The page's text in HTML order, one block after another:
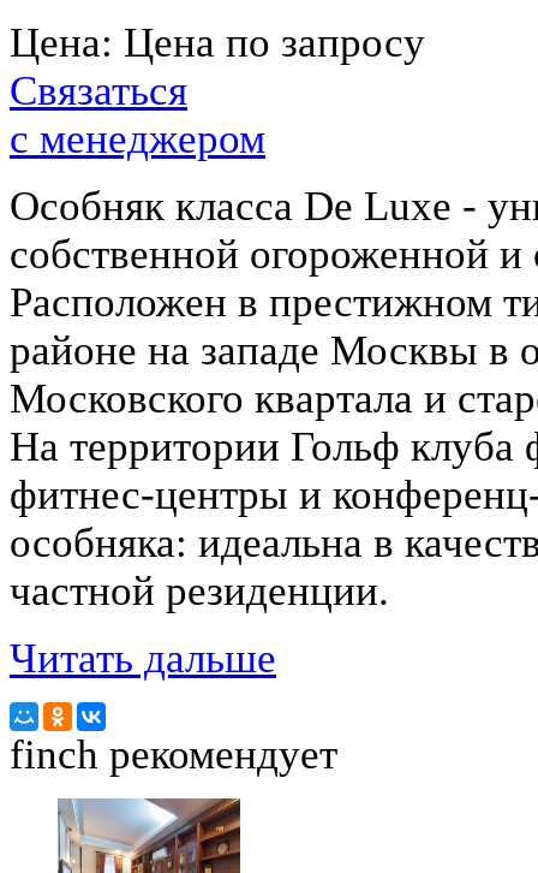
Цена: Цена по запросу
Связаться
с менеджером
Особняк класса De Luxe -
собственной огороженной
Расположен в престижном
районе на западе Москвы в
Московского квартала и
На территории Гольф
фитнес-центры и
особняка: идеальна в
частной резиденции.
Читать дальше
finch рекомендует